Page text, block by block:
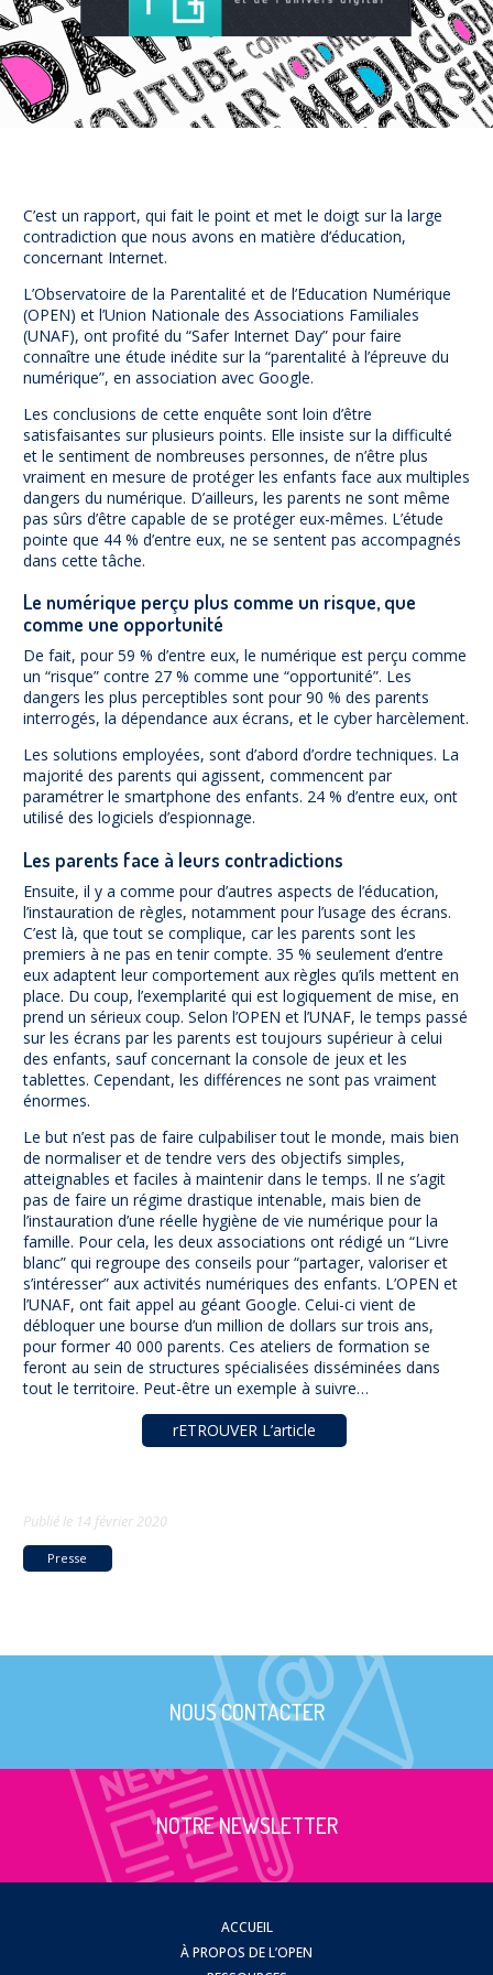
NUAJE : NUmérique et Appropriation par la Jeunesse
Parents Sentinelles des écrans
Pari Risqué : Prévenir l’addiction aux jeux d’argent en
ligne
Espace presse
C’est un rapport, qui fait le point et met le doigt sur la large
contradiction que nous avons en matière d’éducation,
concernant Internet.
L’Observatoire de la Parentalité et de l’Education Numérique
(OPEN) et l’Union Nationale des Associations Familiales
(UNAF), ont profité du “Safer Internet Day” pour faire
connaître une étude inédite sur la “parentalité à l’épreuve du
numérique”, en association avec Google.
Les conclusions de cette enquête sont loin d’être
satisfaisantes sur plusieurs points. Elle insiste sur la difficulté
et le sentiment de nombreuses personnes, de n’être plus
vraiment en mesure de protéger les enfants face aux multiples
dangers du numérique. D’ailleurs, les parents ne sont même
pas sûrs d’être capable de se protéger eux-mêmes. L’étude
pointe que 44 % d’entre eux, ne se sentent pas accompagnés
dans cette tâche.
Le numérique perçu plus comme un risque, que
comme une opportunité
De fait, pour 59 % d’entre eux, le numérique est perçu comme
un “risque” contre 27 % comme une “opportunité”. Les
dangers les plus perceptibles sont pour 90 % des parents
interrogés, la dépendance aux écrans, et le cyber harcèlement.
Les solutions employées, sont d’abord d’ordre techniques. La
majorité des parents qui agissent, commencent par
paramétrer le smartphone des enfants. 24 % d’entre eux, ont
utilisé des logiciels d’espionnage.
Les parents face à leurs contradictions
Ensuite, il y a comme pour d’autres aspects de l’éducation,
l’instauration de règles, notamment pour l’usage des écrans.
C’est là, que tout se complique, car les parents sont les
premiers à ne pas en tenir compte. 35 % seulement d’entre
eux adaptent leur comportement aux règles qu’ils mettent en
place. Du coup, l’exemplarité qui est logiquement de mise, en
prend un sérieux coup. Selon l’OPEN et l’UNAF, le temps passé
sur les écrans par les parents est toujours supérieur à celui
des enfants, sauf concernant la console de jeux et les
tablettes. Cependant, les différences ne sont pas vraiment
énormes.
Le but n’est pas de faire culpabiliser tout le monde, mais bien
de normaliser et de tendre vers des objectifs simples,
atteignables et faciles à maintenir dans le temps. Il ne s’agit
pas de faire un régime drastique intenable, mais bien de
l’instauration d’une réelle hygiène de vie numérique pour la
famille. Pour cela, les deux associations ont rédigé un “Livre
blanc” qui regroupe des conseils pour “partager, valoriser et
s’intéresser” aux activités numériques des enfants. L’OPEN et
l’UNAF, ont fait appel au géant Google. Celui-ci vient de
débloquer une bourse d’un million de dollars sur trois ans,
pour former 40 000 parents. Ces ateliers de formation se
feront au sein de structures spécialisées disséminées dans
tout le territoire. Peut-être un exemple à suivre…
rETROUVER L’article
Publié le 14 février 2020
Presse
NOUS CONTACTER
NOTRE NEWSLETTER
ACCUEIL
À PROPOS DE L’OPEN